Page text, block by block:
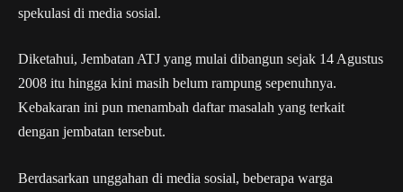
spekulasi di media sosial.
Diketahui, Jembatan ATJ yang mulai dibangun sejak 14 Agustus
2008 itu hingga kini masih belum rampung sepenuhnya.
Kebakaran ini pun menambah daftar masalah yang terkait
dengan jembatan tersebut.
Berdasarkan unggahan di media sosial, beberapa warga